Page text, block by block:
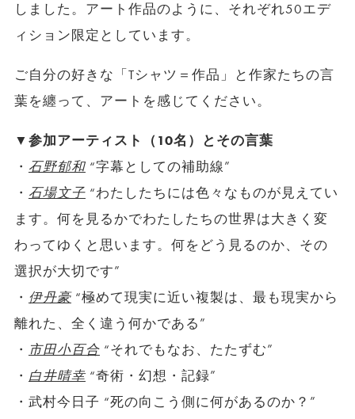
しました。アート作品のように、それぞれ50エデ
ィション限定としています。
ご自分の好きな「Tシャツ＝作品」と作家たちの言
葉を纏って、アートを感じてください。
▼参加アーティスト（10名）とその言葉
・ 石野郁和“字幕としての補助線”
・ 石場文子“わたしたちには色々なものが見えてい
ます。何を見るかでわたしたちの世界は大きく変
わってゆくと思います。何をどう見るのか、その
選択が大切です”
・ 伊丹豪“極めて現実に近い複製は、最も現実から
離れた、全く違う何かである”
・ 市田小百合“それでもなお、たたずむ”
・ 白井晴幸“奇術・幻想・記録”
・武村今日子 “死の向こう側に何があるのか？”